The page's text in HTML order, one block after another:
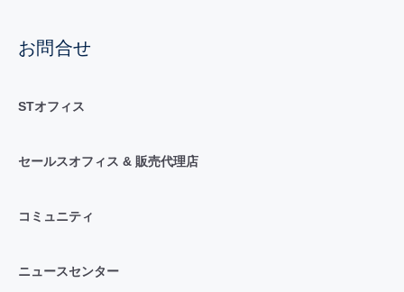
お問合せ
STオフィス
セールスオフィス & 販売代理店
コミュニティ
ニュースセンター